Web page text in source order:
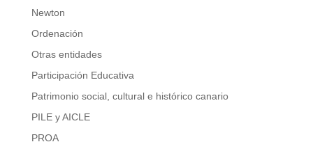
Newton
Ordenación
Otras entidades
Participación Educativa
Patrimonio social, cultural e histórico canario
PILE y AICLE
PROA